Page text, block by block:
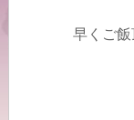
早くご飯